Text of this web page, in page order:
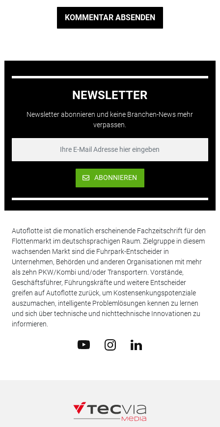
KOMMENTAR ABSENDEN
NEWSLETTER
Newsletter abonnieren und keine Branchen-News mehr
verpassen.
ABONNIEREN
Autoflotte ist die monatlich erscheinende Fachzeitschrift für den
Flottenmarkt im deutschsprachigen Raum. Zielgruppe in diesem
wachsenden Markt sind die Fuhrpark-Entscheider in
Unternehmen, Behörden und anderen Organisationen mit mehr
als zehn PKW/Kombi und/oder Transportern. Vorstände,
Geschäftsführer, Führungskräfte und weitere Entscheider
greifen auf Autoflotte zurück, um Kostensenkungspotenziale
auszumachen, intelligente Problemlösungen kennen zu lernen
und sich über technische und nichttechnische Innovationen zu
informieren.